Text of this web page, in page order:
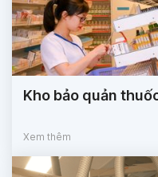
Kho bảo quản
Xem thêm